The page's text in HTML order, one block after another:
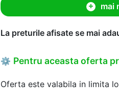
mai
La preturile afisate se mai
⚙ Pentru aceasta oferta
Oferta este valabila in limita